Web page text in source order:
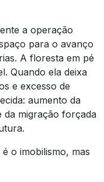
a operação
para o avanço
A floresta em pé
Quando ela deixa
e excesso de
aumento da
da migração forçada
o imobilismo, mas